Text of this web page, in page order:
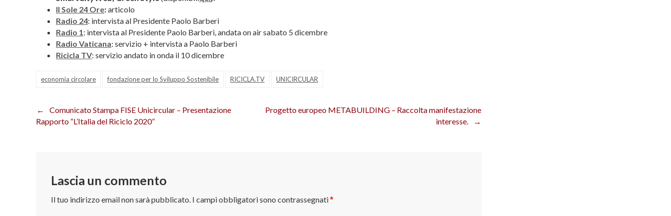
Il Sole 24 Ore:articolo
Radio 24: intervista al Presidente Paolo Barberi
Radio 1: intervista al Presidente Paolo Barberi, andata on air sabato 5 dicembre
Radio Vaticana: servizio + intervista a Paolo Barberi
Ricicla TV: servizio andato in onda il 10 dicembre
economia circolare fondazione per lo Sviluppo Sostenibile RICICLA.TV UNICIRCULAR
Navigazione
Comunicato Stampa FISE Unicircular – Presentazione
Rapporto “L’Italia del Riciclo 2020”
Progetto europeo METABUILDING – Raccolta manifestazione
interesse.
Lascia un commento
Il tuo indirizzo email non sarà pubblicato. I campi obbligatori sono contrassegnati*